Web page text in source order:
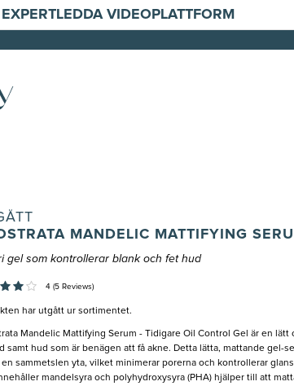
VIDEOPLATTFORM
MANDELIC MATTIFYING
gel som kontrollerar blank och fet hud
4 (5 Reviews)
har utgått ur sortimentet.
Mandelic Mattifying Serum - Tidigare Oil Control Gel är en
samt hud som är benägen att få akne. Detta lätta, mattande gel-
en sammetslen yta, vilket minimerar porerna och kontrollerar
mandelsyra och polyhydroxysyra (PHA) hjälper till att